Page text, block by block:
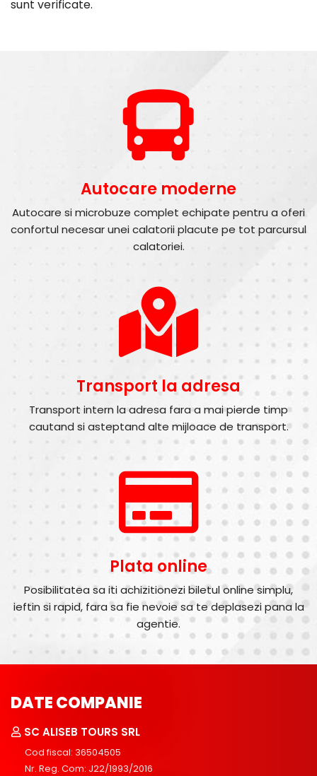
sunt verificate.
Autocare moderne
Autocare si microbuze complet echipate pentru a oferi
confortul necesar unei calatorii placute pe tot parcursul
calatoriei.
Transport la adresa
Transport intern la adresa fara a mai pierde timp
cautand si asteptand alte mijloace de transport.
Plata online
Posibilitatea sa iti achizitionezi biletul online simplu,
ieftin si rapid, fara sa fie nevoie sa te deplasezi pana la
agentie.
DATE COMPANIE
SC ALISEB TOURS SRL
Cod fiscal: 36504505
Nr. Reg. Com: J22/1993/2016